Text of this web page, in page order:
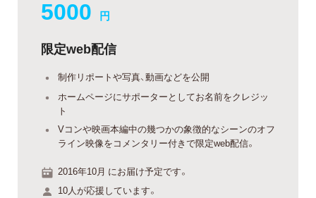
5000 円
限定web配信
制作リポートや写真、動画などを公開
ホームページにサポーターとしてお名前をクレジッ
ト
Vコンや映画本編中の幾つかの象徴的なシーンのオフ
ライン映像をコメンタリー付きで限定web配信。
2016年10月 にお届け予定です。
10人が応援しています。